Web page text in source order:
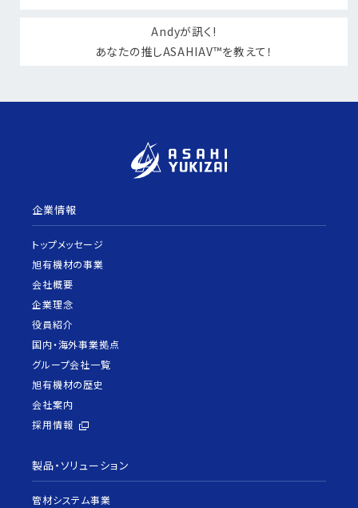
Andyが訊く!
あなたの推しASAHIAV™を教えて！
企業情報
トップメッセージ
旭有機材の事業
会社概要
企業理念
役員紹介
国内・海外事業拠点
グループ会社一覧
旭有機材の歴史
会社案内
採用情報
製品・ソリューション
管材システム事業